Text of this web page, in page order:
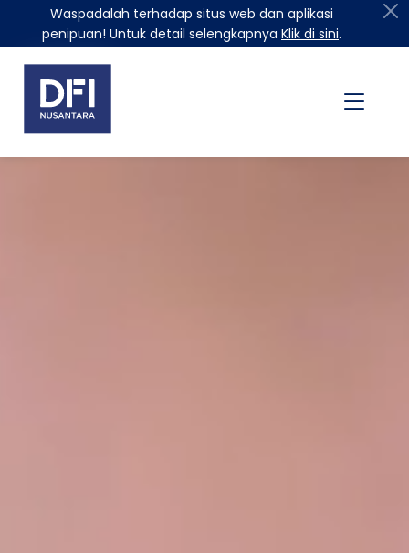
Waspadalah terhadap situs web dan aplikasi
penipuan! Untuk detail selengkapnya Klik di sini.